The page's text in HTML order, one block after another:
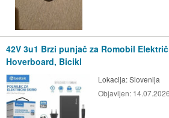
42V 3u1 Brzi punjač za Romobil
Hoverboard, Bicikl
Lokacija:Slovenija
Objavljen: